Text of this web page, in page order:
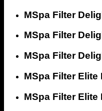
MSpa Filter
MSpa Filter
MSpa Filter
MSpa Filter Elite
MSpa Filter Elite